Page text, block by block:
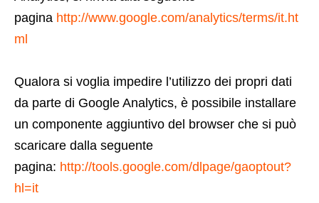
pagina http://www.google.com/analytics/terms/it.ht
ml
Qualora si voglia impedire l’utilizzo dei propri dati
da parte di Google Analytics, è possibile installare
un componente aggiuntivo del browser che si può
scaricare dalla seguente
pagina: http://tools.google.com/dlpage/gaoptout?
hl=it